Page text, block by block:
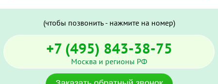
(чтобы позвонить - нажмите на номер)
+7 (495) 843-38-75
Москва и регионы РФ